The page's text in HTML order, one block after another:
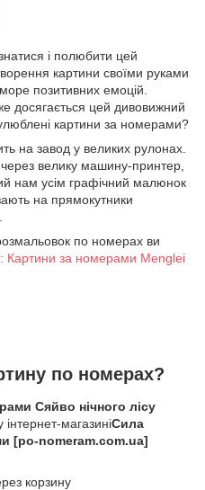
і полюбити цей
картини своїми руками
позитивних емоцій.
досягається цей дивовижний
картини за номерами?
на завод у великих рулонах.
велику машину-принтер,
нам усім графічний малюнок
на прямокутники
по номерах ви
Картини за номерами Menglei
по номерах?
Сяйво нічного лісу
магазиніСила
[po-nomeram.com.ua]
корзину